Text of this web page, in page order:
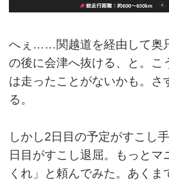
へぇ……関越道を経由して奥
の後に会津へ抜ける、と。こ
は走ったことがないかも。さ
る。
しかし2日目の予定がすこし
日目がすこし退屈。もっとマ
くれ」と頼んでみた。あくま